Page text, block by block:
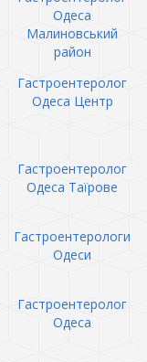
Одеса
Малиновський
район
Гастроентеролог
Одеса Центр
Гастроентеролог
Одеса Таїрове
Гастроентерологи
Одеси
Гастроентеролог
Одеса